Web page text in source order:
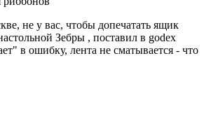
не у вас, чтобы допечатать ящик
Зебры , поставил в godex
в ошибку, лента не сматывается - что